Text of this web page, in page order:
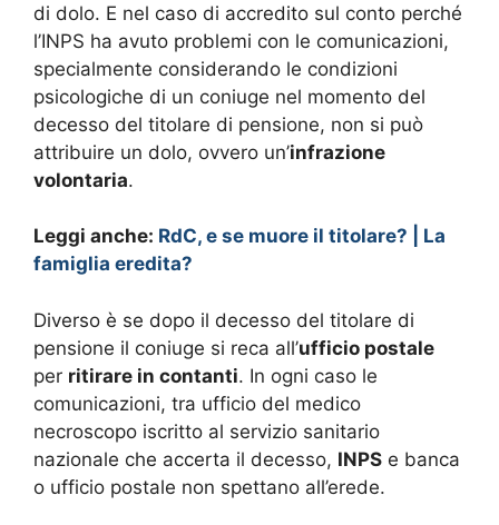
di dolo. E nel caso di accredito sul conto perché
l’INPS ha avuto problemi con le comunicazioni,
specialmente considerando le condizioni
psicologiche di un coniuge nel momento del
decesso del titolare di pensione, non si può
attribuire un dolo, ovvero un’infrazione
volontaria.
Leggi anche: RdC, e se muore il titolare? | La
famiglia eredita?
Diverso è se dopo il decesso del titolare di
pensione il coniuge si reca all’ufficio postale
per ritirare in contanti. In ogni caso le
comunicazioni, tra ufficio del medico
necroscopo iscritto al servizio sanitario
nazionale che accerta il decesso, INPS e banca
o ufficio postale non spettano all’erede.